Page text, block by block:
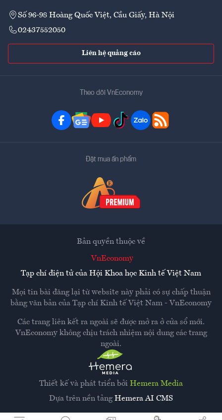
Số 96-98 Hoàng Quốc Việt, Cầu Giấy, Hà Nội
02437552050
Liên hệ quảng cáo
Theo dõi VnEconomy
Đặt mua ấn phẩm
Thiết kế và phát triển bởi Hemera Media
Dựa trên nền tảng Hemera AI CMS
Bản quyền thuộc về
VnEconomy
Tạp chí điện tử của Hội Khoa học Kinh tế Việt Nam
Mọi tin bài đăng lại từ website này phải có sự chấp thuận
bằng văn bản của Tạp chí Kinh tế Việt Nam - VnEconomy
Các trang liên kết ra ngoài sẽ được mở ra ở cửa sổ mới.
VnEconomy không chịu trách nhiệm nội dung các trang
ngoài.